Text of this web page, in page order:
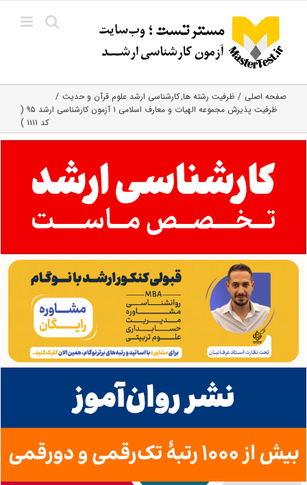
content
صفحه اصلی ظرفیت رشته ها کارشناسی ارشد علوم قرآن و حدیث
ظرفیت پذیرش مجموعه الهیات و معارف اسلامی ۱ آزمون کارشناسی ارشد ۹۵ (
کد ۱۱۱۱ )